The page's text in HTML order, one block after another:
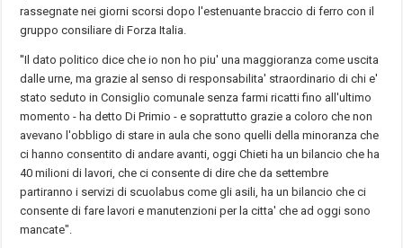
rassegnate nei giorni scorsi dopo l'estenuante braccio di ferro con il
gruppo consiliare di Forza Italia.
''Il dato politico dice che io non ho piu' una maggioranza come uscita
dalle urne, ma grazie al senso di responsabilita' straordinario di chi e'
stato seduto in Consiglio comunale senza farmi ricatti fino all'ultimo
momento - ha detto Di Primio - e soprattutto grazie a coloro che non
avevano l'obbligo di stare in aula che sono quelli della minoranza che
ci hanno consentito di andare avanti, oggi Chieti ha un bilancio che ha
40 milioni di lavori, che ci consente di dire che da settembre
partiranno i servizi di scuolabus come gli asili, ha un bilancio che ci
consente di fare lavori e manutenzioni per la citta' che ad oggi sono
mancate".